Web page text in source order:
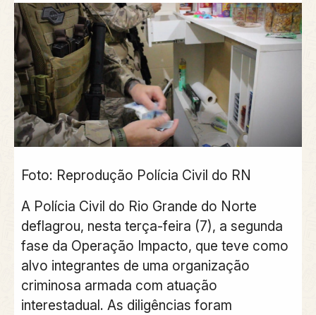
Foto: Reprodução Polícia Civil do RN
A Polícia Civil do Rio Grande do Norte
deflagrou, nesta terça-feira (7), a segunda
fase da Operação Impacto, que teve como
alvo integrantes de uma organização
criminosa armada com atuação
interestadual. As diligências foram